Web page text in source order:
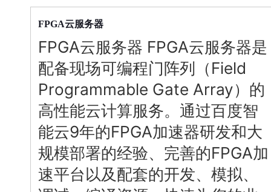
MCP及Agent开发
MCP组件
聚合优质工具与MCP服务
百度搜索
25年搜索沉淀，权威高质多模态信源
百度百科
超3000万全行业词条，800万用户共吸纳
精选Agent
官方能力直达，快速体
全能AI助手
深度研究Agent
操作系统
应用产品
智能应用 行业应用
视频云平台 企业服务
地图服务
对象存储BOS
弹性公网IP
百度云手机
ARM云
智能办公
生活休闲 API商城
FPGA云服务器
FPGA云服务器 FPGA云服务器是
配备现场可编程门阵列（Field
Programmable Gate Array）的
高性能云计算服务。通过百度智
能云9年的FPGA加速器研发和大
规模部署的经验、完善的FPGA加
速平台以及配套的开发、模拟、